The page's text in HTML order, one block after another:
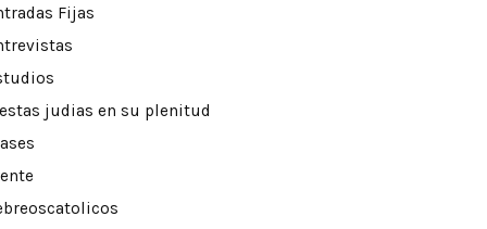
Fijas
judias en su plenitud